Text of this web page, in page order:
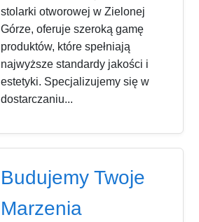
stolarki otworowej w Zielonej
Górze, oferuje szeroką gamę
produktów, które spełniają
najwyższe standardy jakości i
estetyki. Specjalizujemy się w
dostarczaniu...
Budujemy Twoje
Marzenia